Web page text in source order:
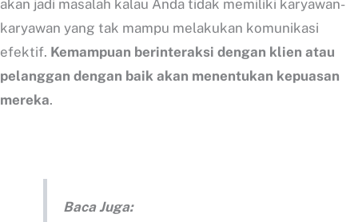
akan jadi masalah kalau Anda tidak memiliki karyawan-
karyawan yang tak mampu melakukan komunikasi
efektif. Kemampuan berinteraksi dengan klien atau
pelanggan dengan baik akan menentukan kepuasan
mereka.
Baca Juga: